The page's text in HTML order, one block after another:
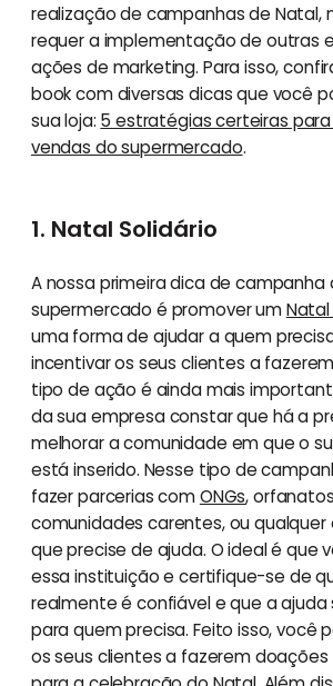
realização de campanhas de Natal,
requer a implementação de outras
ações de marketing. Para isso,
book com diversas dicas que você
sua loja: 5 estratégias certeiras
vendas do supermercado.
1. Natal Solidário
A nossa primeira dica de campanha
supermercado é promover umNatal
uma forma de ajudar a quem
incentivar os seus clientes a
tipo de ação é ainda mais
da sua empresa constar que há a
melhorar a comunidade em que o
está inserido. Nesse tipo de
fazer parcerias comONGs,
comunidades carentes, ou
que precise de ajuda. O ideal é que
essa instituição e certifique-se de
realmente é confiável e que a
para quem precisa. Feito isso, você
os seus clientes a fazerem